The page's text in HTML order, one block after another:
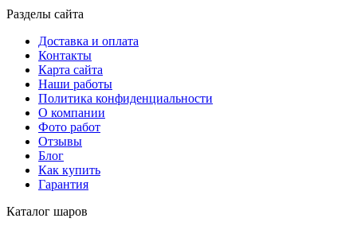
Разделы сайта
Доставка и оплата
Контакты
Карта сайта
Наши работы
Политика конфиденциальности
О компании
Фото работ
Отзывы
Блог
Как купить
Гарантия
Каталог шаров